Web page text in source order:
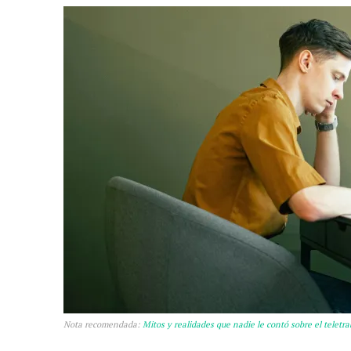
Nota recomendada: Mitos y realidades que nadie le contó sobre el